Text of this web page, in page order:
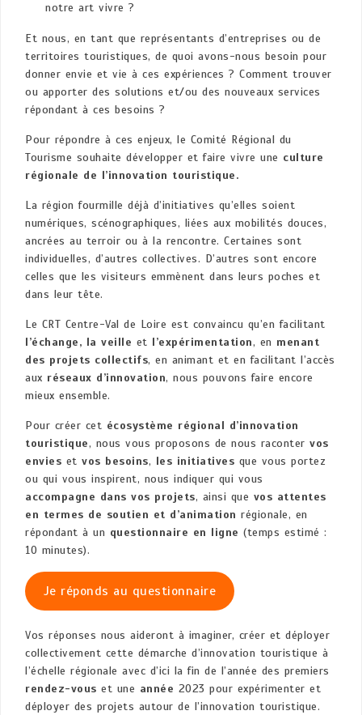
notre art vivre ?
Et nous, en tant que représentants d’entreprises ou de
territoires touristiques, de quoi avons-nous besoin pour
donner envie et vie à ces expériences ? Comment trouver
ou apporter des solutions et/ou des nouveaux services
répondant à ces besoins ?
Pour répondre à ces enjeux, le Comité Régional du
Tourisme souhaite développer et faire vivre une culture
régionale de l’innovation touristique.
La région fourmille déjà d’initiatives qu’elles soient
numériques, scénographiques, liées aux mobilités douces,
ancrées au terroir ou à la rencontre. Certaines sont
individuelles, d’autres collectives. D’autres sont encore
celles que les visiteurs emmènent dans leurs poches et
dans leur tête.
Le CRT Centre-Val de Loire est convaincu qu’en facilitant
l’échange, la veille et l’expérimentation, en menant
des projets collectifs, en animant et en facilitant l’accès
aux réseaux d’innovation, nous pouvons faire encore
mieux ensemble.
Pour créer cet écosystème régional d’innovation
touristique, nous vous proposons de nous raconter vos
envies et vos besoins, les initiatives que vous portez
ou qui vous inspirent, nous indiquer qui vous
accompagne dans vos projets, ainsi que vos attentes
en termes de soutien et d’animation régionale, en
répondant à un questionnaire en ligne (temps estimé :
10 minutes).
Je réponds au questionnaire
Vos réponses nous aideront à imaginer, créer et déployer
collectivement cette démarche d’innovation touristique à
l’échelle régionale avec d’ici la fin de l’année des premiers
rendez-vous et une année 2023 pour expérimenter et
déployer des projets autour de l’innovation touristique.